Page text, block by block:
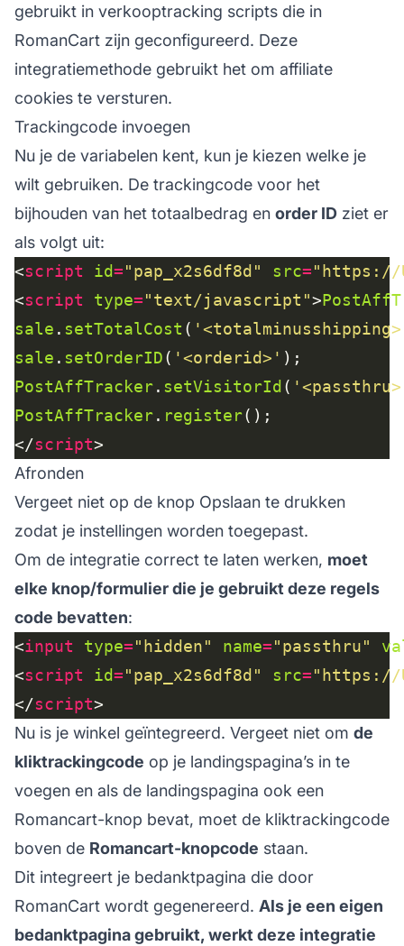
gebruikt in verkooptracking scripts die in
RomanCart zijn geconfigureerd. Deze
integratiemethode gebruikt het om affiliate
cookies te versturen.
Trackingcode invoegen
Nu je de variabelen kent, kun je kiezen welke je
wilt gebruiken. De trackingcode voor het
bijhouden van het totaalbedrag en order ID ziet er
als volgt uit:
<script id="pap_x2s6df8d" src="https://
<script type="text/javascript">
sale . setTotalCost (
sale . setOrderID( '<orderid>'
PostAffTracker. setVisitorId(
PostAffTracker. register
</script
Afronden
Vergeet niet op de knop Opslaan te drukken
zodat je instellingen worden toegepast.
Om de integratie correct te laten werken, moet
elke knop/formulier die je gebruikt deze regels
code bevatten:
<input type="hidden" name="passthru"
<script id="pap_x2s6df8d" src="https://
</script
Nu is je winkel geïntegreerd. Vergeet niet om de
kliktrackingcode op je landingspagina’s in te
voegen en als de landingspagina ook een
Romancart-knop bevat, moet de kliktrackingcode
boven de Romancart-knopcode staan.
Dit integreert je bedanktpagina die door
RomanCart wordt gegenereerd. Als je een eigen
bedanktpagina gebruikt, werkt deze integratie